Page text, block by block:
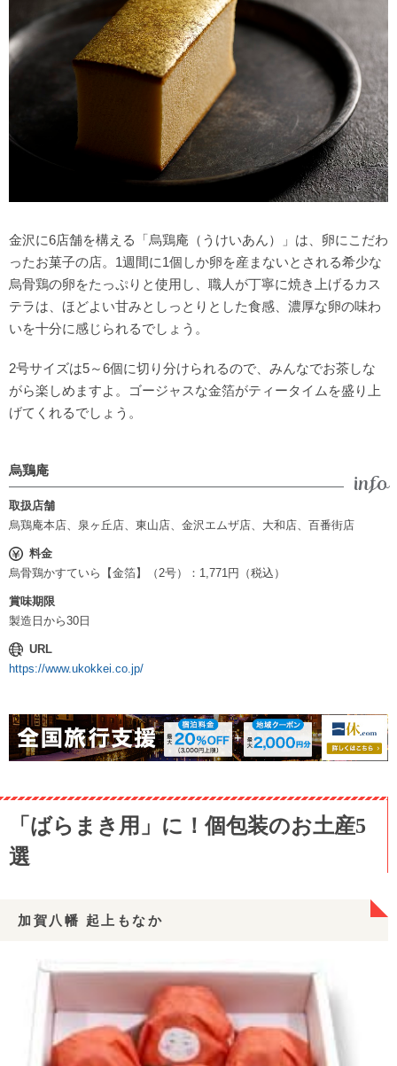
金沢に6店舗を構える「烏鶏庵（うけいあん）」は、卵にこだわ
ったお菓子の店。1週間に1個しか卵を産まないとされる希少な
烏骨鶏の卵をたっぷりと使用し、職人が丁寧に焼き上げるカス
テラは、ほどよい甘みとしっとりとした食感、濃厚な卵の味わ
いを十分に感じられるでしょう。
2号サイズは5～6個に切り分けられるので、みんなでお茶しな
がら楽しめますよ。ゴージャスな金箔がティータイムを盛り上
げてくれるでしょう。
烏鶏庵
取扱店舗
烏鶏庵本店、泉ヶ丘店、東山店、金沢エムザ店、大和店、百番街店
料金
烏骨鶏かすていら【金箔】（2号）：1,771円（税込）
賞味期限
製造日から30日
URL
https://www.ukokkei.co.jp/
「ばらまき用」に！個包装のお土産5
選
加賀八幡 起上もなか